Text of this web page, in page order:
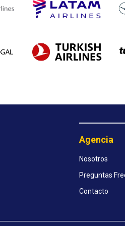
Agencia
Nosotros
Preguntas
Contacto